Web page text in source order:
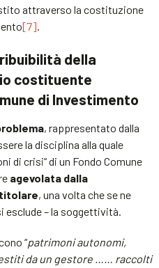
attraverso la costituzione
[7].
della
costituente
di Investimento
, rappresentato dalla
la disciplina alla quale
di crisi“ di un Fondo Comune
agevolata dalla
titolare, una volta che se ne
esclude – la soggettività.
“patrimoni autonomi,
da un gestore …… raccolti